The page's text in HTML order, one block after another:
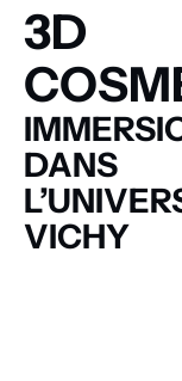
3D
DANS
VICHY